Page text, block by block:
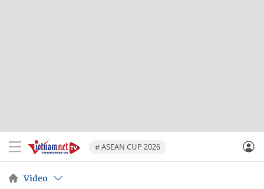
# ASEAN CUP 2026
Video